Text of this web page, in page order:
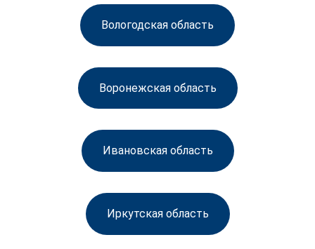
Вологодская область
Воронежская область
Ивановская область
Иркутская область